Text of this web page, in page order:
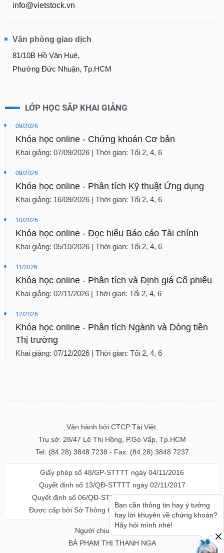
info@vietstock.vn
Văn phòng giao dịch
81/10B Hồ Văn Huê,
Phường Đức Nhuận, Tp.HCM
LỚP HỌC SẮP KHAI GIẢNG
09/2026
Khóa học online - Chứng khoán Cơ bản
Khai giảng: 07/09/2026 | Thời gian: Tối 2, 4, 6
09/2026
Khóa học online - Phân tích Kỹ thuật Ứng dụng
Khai giảng: 16/09/2026 | Thời gian: Tối 2, 4, 6
10/2026
Khóa học online - Đọc hiểu Báo cáo Tài chính
Khai giảng: 05/10/2026 | Thời gian: Tối 2, 4, 6
11/2026
Khóa học online - Phân tích và Định giá Cổ phiếu
Khai giảng: 02/11/2026 | Thời gian: Tối 2, 4, 6
12/2026
Khóa học online - Phân tích Ngành và Dòng tiền
Thị trường
Khai giảng: 07/12/2026 | Thời gian: Tối 2, 4, 6
Vận hành bởi CTCP Tài Việt.
Trụ sở: 28/47 Lê Thị Hồng, P.Gò Vấp, Tp.HCM
Tel: (84.28) 3848 7238 - Fax: (84.28) 3848 7237
Giấy phép số 48/GP-STTTT ngày 04/11/2016
Quyết định số 13/QĐ-STTTT ngày 02/11/2017
Quyết định số 06/QĐ-STTTT-ICP ngày 20/07/2023
Được cấp bởi Sở Thông tin và Truyền thông TPHCM
Người chịu trách nhiệm
BÀ PHẠM THỊ THANH NGA
Bạn cần thông tin hay ý tưởng
hay lời khuyên về chứng khoán?
Hãy hỏi mình nhé!